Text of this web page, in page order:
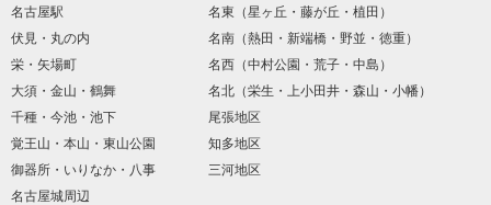
名古屋駅
伏見・丸の内
栄・矢場町
大須・金山・鶴舞
千種・今池・池下
覚王山・本山・東山公園
御器所・いりなか・八事
名古屋城周辺
名東（星ヶ丘・藤が丘・植田）
名南（熱田・新端橋・野並・徳重）
名西（中村公園・荒子・中島）
名北（栄生・上小田井・森山・小幡）
尾張地区
知多地区
三河地区